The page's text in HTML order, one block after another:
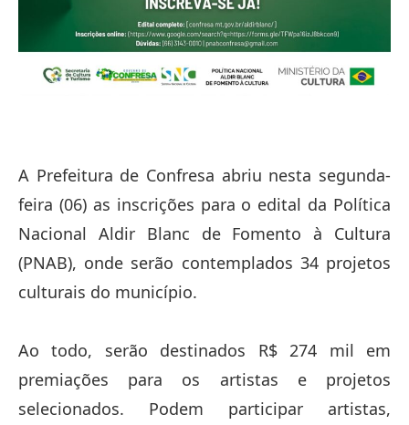
A Prefeitura de Confresa abriu nesta segunda-
feira (06) as inscrições para o edital da Política
Nacional Aldir Blanc de Fomento à Cultura
(PNAB), onde serão contemplados 34 projetos
culturais do município.
Ao todo, serão destinados R$ 274 mil em
premiações para os artistas e projetos
selecionados. Podem participar artistas,